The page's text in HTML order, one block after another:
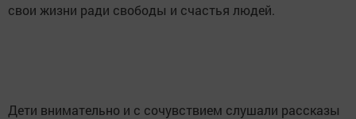
свои жизни ради свободы и счастья людей.
Дети внимательно и с сочувствием слушали рассказы